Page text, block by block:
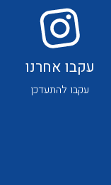
לכל מוצרי היצרן
עקבו אחרנו
עקבו להתעדכן